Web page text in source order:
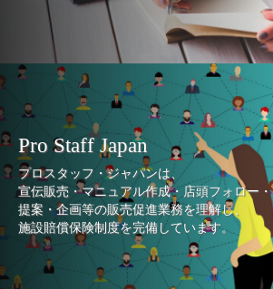
Pro Staff Japan
プロスタッフ・ジャパンは、
宣伝販売・マニュアル作成・店頭フォロー・
提案・企画等の販売促進業務を理解し、
施設賠償保険制度を完備しています。